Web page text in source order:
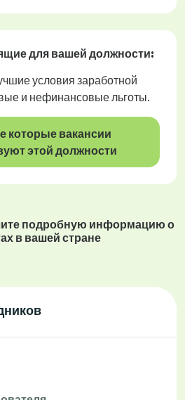
для вашей должности:
условия заработной
и нефинансовые льготы.
которые вакансии
этой должности
подробную информацию о
в вашей стране